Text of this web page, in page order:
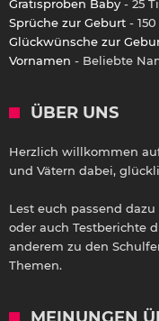
Gratisproben Baby - 25
Sprüche zur Geburt -
Glückwünsche zur
Vornamen - Beliebte
ÜBER UNS
Herzlich willkommen
und Vätern dabei,
Lest euch passend
oder auch Testberichte
anderem zu den
Themen.